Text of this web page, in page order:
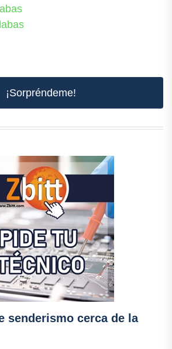
¡Sorpréndeme!
senderismo cerca de la